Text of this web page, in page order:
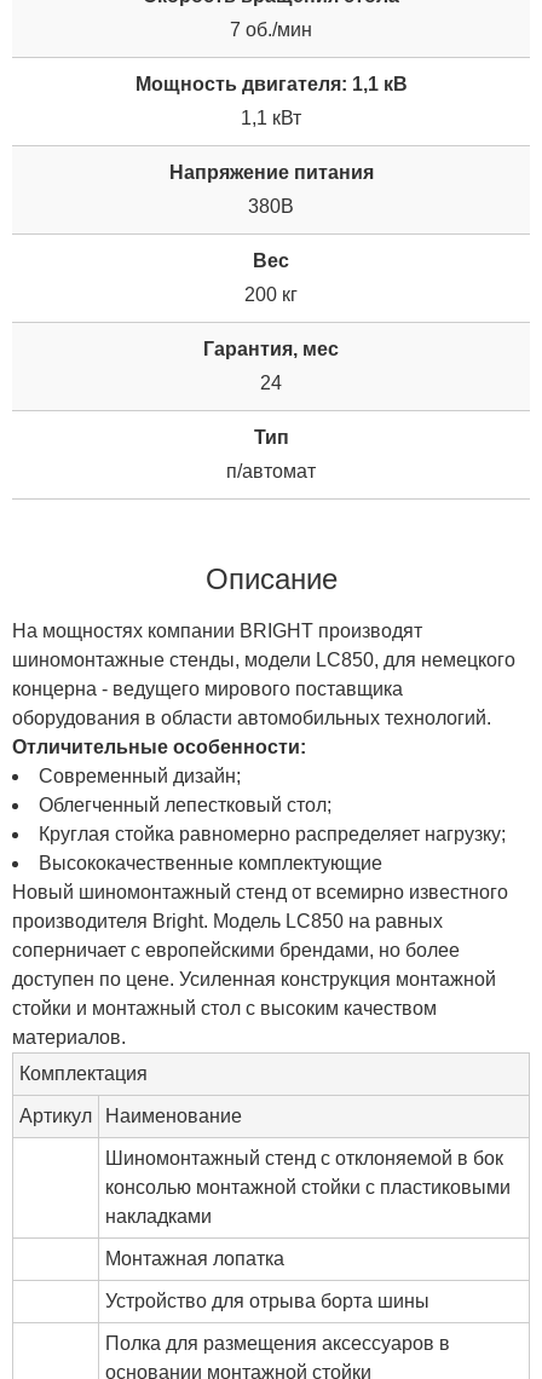
7 об./мин
Мощность двигателя: 1,1 кВ
1,1 кВт
Напряжение питания
380В
Вес
200 кг
Гарантия, мес
24
Тип
п/автомат
Описание
На мощностях компании BRIGHT производят
шиномонтажные стенды, модели LC850, для немецкого
концерна - ведущего мирового поставщика
оборудования в области автомобильных технологий.
Отличительные особенности:
Современный дизайн;
Облегченный лепестковый стол;
Круглая стойка равномерно распределяет нагрузку;
Высококачественные комплектующие
Новый шиномонтажный стенд от всемирно известного
производителя Bright. Модель LC850 на равных
соперничает с европейскими брендами, но более
доступен по цене. Усиленная конструкция монтажной
стойки и монтажный стол с высоким качеством
материалов.
Комплектация
Артикул Наименование
Шиномонтажный стенд с отклоняемой в бок
консолью монтажной стойки с пластиковыми
накладками
Монтажная лопатка
Устройство для отрыва борта шины
Полка для размещения аксессуаров в
основании монтажной стойки